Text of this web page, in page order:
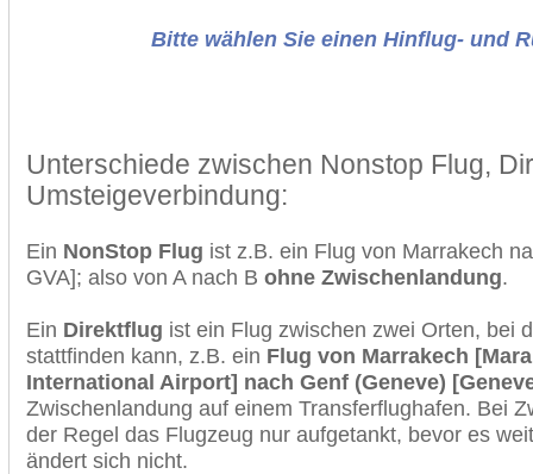
Bitte wählen Sie einen Hinflug- und
Unterschiede zwischen Nonstop Flug,
Umsteigeverbindung:
Ein NonStop Flug ist z.B. ein Flug von Marrakech
GVA]; also von A nach B ohne Zwischenlandung.
Ein Direktflug ist ein Flug zwischen zwei Orten, bei
stattfinden kann, z.B. ein Flug von Marrakech
International Airport] nach Genf (Geneve)
Zwischenlandung auf einem Transferflughafen. Bei
der Regel das Flugzeug nur aufgetankt, bevor es
ändert sich nicht.